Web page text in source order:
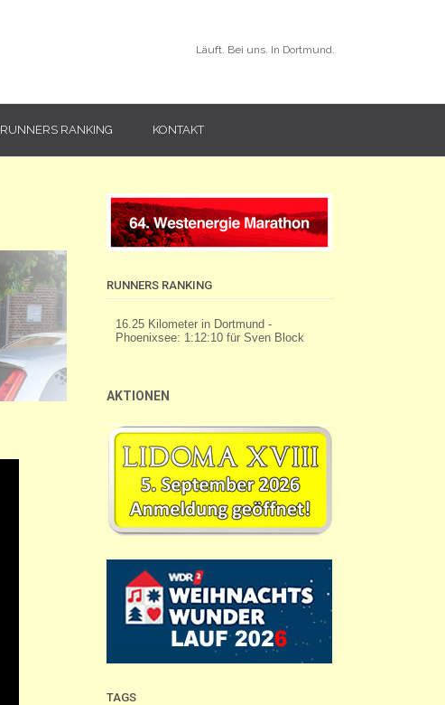
Läuft. Bei uns. In Dortmund.
RUNNERS RANKING KONTAKT
RUNNERS RANKING
AKTIONEN
TAGS